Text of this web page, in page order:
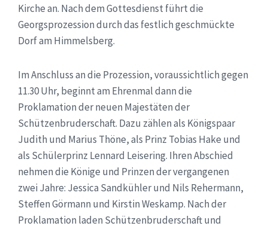
Kirche an. Nach dem Gottesdienst führt die
Georgsprozession durch das festlich geschmückte
Dorf am Himmelsberg.
Im Anschluss an die Prozession, voraussichtlich gegen
11.30 Uhr, beginnt am Ehrenmal dann die
Proklamation der neuen Majestäten der
Schützenbruderschaft. Dazu zählen als Königspaar
Judith und Marius Thöne, als Prinz Tobias Hake und
als Schülerprinz Lennard Leisering. Ihren Abschied
nehmen die Könige und Prinzen der vergangenen
zwei Jahre: Jessica Sandkühler und Nils Rehermann,
Steffen Görmann und Kirstin Weskamp. Nach der
Proklamation laden Schützenbruderschaft und